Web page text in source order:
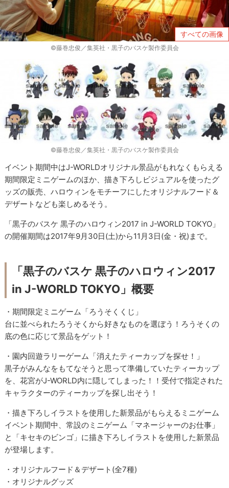
すべての画像
©藤巻忠俊／集英社・黒子のバスケ製作委員会
©藤巻忠俊／集英社・黒子のバスケ製作委員会
イベント期間中はJ-WORLDオリジナル景品がもれなくもらえる
期間限定ミニゲームのほか、描き下ろしビジュアルを使ったグ
ッズの販売、ハロウィンをモチーフにしたオリジナルフード＆
デザートなども楽しめるそう。
「黒子のバスケ 黒子のハロウィン2017 in J-WORLD TOKYO」
の開催期間は2017年9月30日(土)から11月3日(金・祝)まで。
「黒子のバスケ 黒子のハロウィン2017
in J-WORLD TOKYO」概要
・期間限定ミニゲーム「ろうそくくじ」
台に並べられたろうそくから好きなものを選ぼう！ろうそくの
底の色に応じて景品をゲット！
・園内回遊ラリーゲーム「消えたティーカップを探せ！」
黒子がみんなをもてなそうと思って準備していたティーカップ
を、花宮がJ-WORLD内に隠してしまった！！受付で指定された
キャラクターのティーカップを探し出そう！
・描き下ろしイラストを使用した新景品がもらえるミニゲーム
イベント期間中、常設のミニゲーム「マネージャーのお仕事」
と「キセキのビンゴ」に描き下ろしイラストを使用した新景品
が登場します。
・オリジナルフード＆デザート(全7種)
・オリジナルグッズ